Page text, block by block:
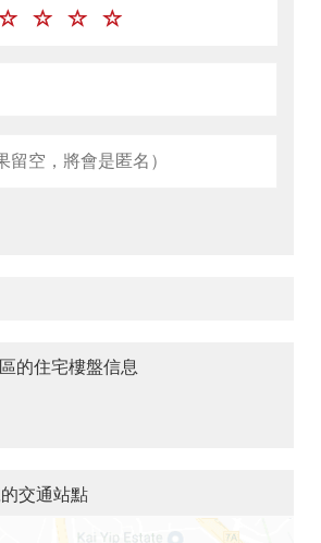
的住宅樓盤信息
交通站點